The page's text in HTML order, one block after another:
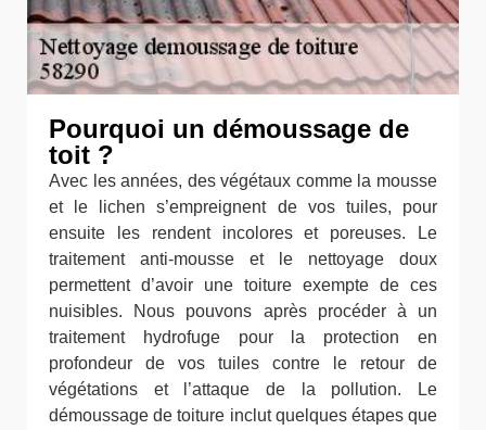
Pourquoi un démoussage de
toit ?
Avec les années, des végétaux comme la mousse
et le lichen s’empreignent de vos tuiles, pour
ensuite les rendent incolores et poreuses. Le
traitement anti-mousse et le nettoyage doux
permettent d’avoir une toiture exempte de ces
nuisibles. Nous pouvons après procéder à un
traitement hydrofuge pour la protection en
profondeur de vos tuiles contre le retour de
végétations et l’attaque de la pollution. Le
démoussage de toiture inclut quelques étapes que